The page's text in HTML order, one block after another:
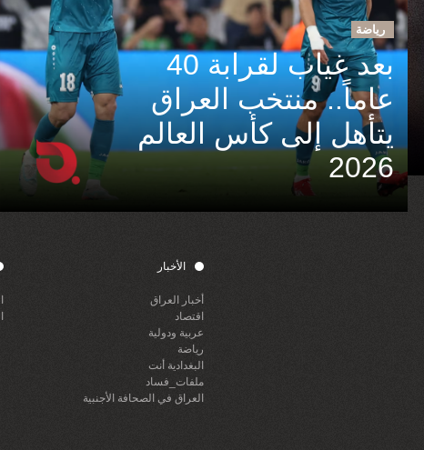
رياضة
بعد غياب لقرابة 40
عاماً.. منتخب العراق
يتأهل إلى كأس العالم
2026
الأخبار
أخبار العراق
اقتصاد
عربية ودولية
رياضة
البغدادية أنت
ملفات_فساد
العراق في الصحافة الأجنبية